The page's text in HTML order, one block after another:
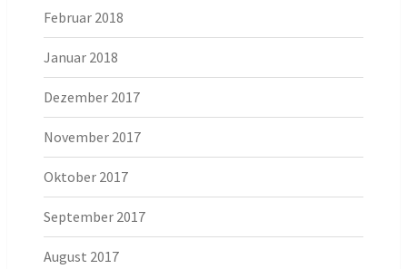
Februar 2018
Januar 2018
Dezember 2017
November 2017
Oktober 2017
September 2017
August 2017